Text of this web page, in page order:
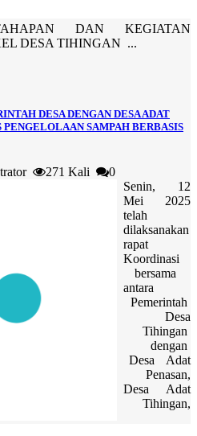
DAN KEGIATAN
DESA TIHINGAN ...
DESA DENGAN DESA ADAT
SAMPAH BERBASIS
271 Kali
0
Senin, 12
Mei 2025
telah
dilaksanakan
rapat
Koordinasi
bersama
antara
Pemerintah
Desa
Tihingan
dengan
Desa Adat
Penasan,
Desa Adat
Tihingan,